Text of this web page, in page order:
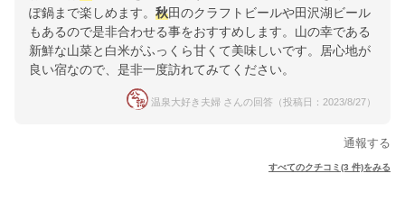
ぽ鍋まで楽しめます。 秋田のクラフトビールや田沢湖ビール
もあるので是非合わせる事をおすすめします。山の幸である
新鮮な山菜と白米がふっくら甘くて美味しいです。居心地が
良い宿なので、是非一度訪れてみてください。
温泉大好き夫婦 さんの回答（投稿日：2023/8/27）
通報する
すべてのクチコミ(3 件)をみる